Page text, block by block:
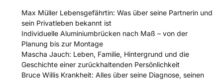
Max Müller Lebensgefährtin: Was über seine Partnerin und
sein Privatleben bekannt ist
Individuelle Aluminiumbrücken nach Maß – von der
Planung bis zur Montage
Mascha Jauch: Leben, Familie, Hintergrund und die
Geschichte einer zurückhaltenden Persönlichkeit
Bruce Willis Krankheit: Alles über seine Diagnose, seinen